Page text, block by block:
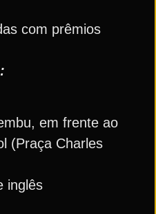
com prêmios
em frente ao
(Praça Charles
inglês